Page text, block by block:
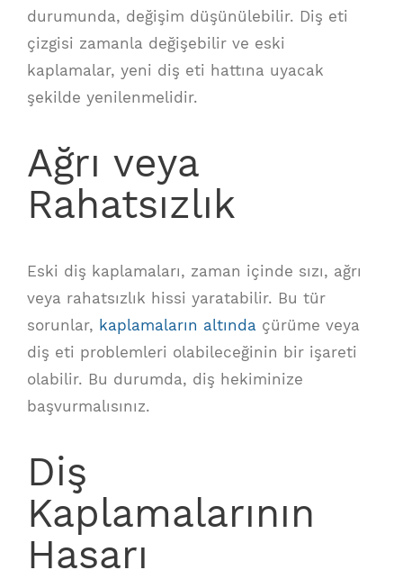
durumunda, değişim düşünülebilir. Diş eti
çizgisi zamanla değişebilir ve eski
kaplamalar, yeni diş eti hattına uyacak
şekilde yenilenmelidir.
Ağrı veya
Rahatsızlık
Eski diş kaplamaları, zaman içinde sızı, ağrı
veya rahatsızlık hissi yaratabilir. Bu tür
sorunlar, kaplamaların altında çürüme veya
diş eti problemleri olabileceğinin bir işareti
olabilir. Bu durumda, diş hekiminize
başvurmalısınız.
Diş
Kaplamalarının
Hasarı